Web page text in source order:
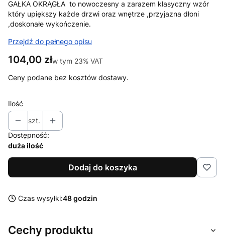
GAŁKA OKRĄGŁA to nowoczesny a zarazem klasyczny wzór
który upiększy każde drzwi oraz wnętrze ,przyjazna dłoni
,doskonałe wykończenie.
Przejdź do pełnego opisu
Cena
104,00 złw tym 23% VAT
w tym 23% VAT
Ceny podane bez kosztów dostawy.
Ilość
szt.
Dostępność:
duża ilość
Dodaj do koszyka
Czas wysyłki:48 godzin
Cechy produktu